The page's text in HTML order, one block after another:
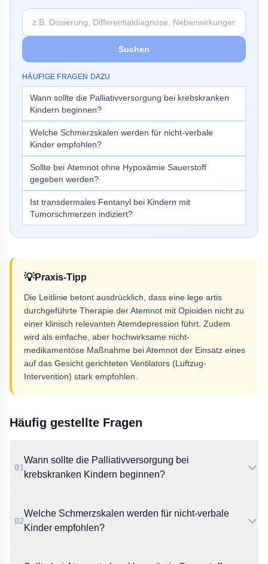
Suchen
HÄUFIGE FRAGEN DAZU
Wann sollte die Palliativversorgung bei krebskranken
Kindern beginnen?
Welche Schmerzskalen werden für nicht-verbale
Kinder empfohlen?
Sollte bei Atemnot ohne Hypoxämie Sauerstoff
gegeben werden?
Ist transdermales Fentanyl bei Kindern mit
Tumorschmerzen indiziert?
💡Praxis-Tipp
Die Leitlinie betont ausdrücklich, dass eine lege artis
durchgeführte Therapie der Atemnot mit Opioiden nicht zu
einer klinisch relevanten Atemdepression führt. Zudem
wird als einfache, aber hochwirksame nicht-
medikamentöse Maßnahme bei Atemnot der Einsatz eines
auf das Gesicht gerichteten Ventilators (Luftzug-
Intervention) stark empfohlen.
Häufig gestellte Fragen
01
Wann sollte die Palliativversorgung bei
krebskranken Kindern beginnen?
Diagnosestellung einer prognostisch ungünstigen
Krebserkrankung angeboten werden. Dies gilt
02
Welche Schmerzskalen werden für nicht-verbale
Kinder empfohlen?